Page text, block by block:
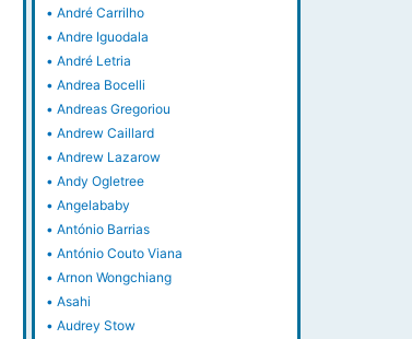
•André Carrilho
•Andre Iguodala
•André Letria
•Andrea Bocelli
•Andreas Gregoriou
•Andrew Caillard
•Andrew Lazarow
•Andy Ogletree
•Angelababy
•António Barrias
•António Couto Viana
•Arnon Wongchiang
•Asahi
•Audrey Stow